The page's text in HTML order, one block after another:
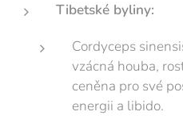
Tibetské byliny:
Cordyceps
vzácná houba,
ceněna pro své
energii a libido.